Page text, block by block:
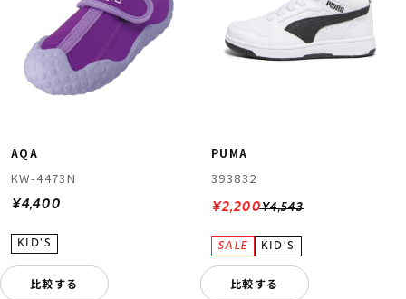
AQA
KW-4473N
¥4,400
比較する
PUMA
393832
¥4,543
¥2,200
比較する